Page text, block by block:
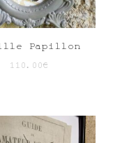
Papillon
110.00€